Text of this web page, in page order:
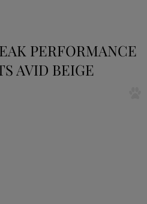
PERFORMANCE
AVID BEIGE